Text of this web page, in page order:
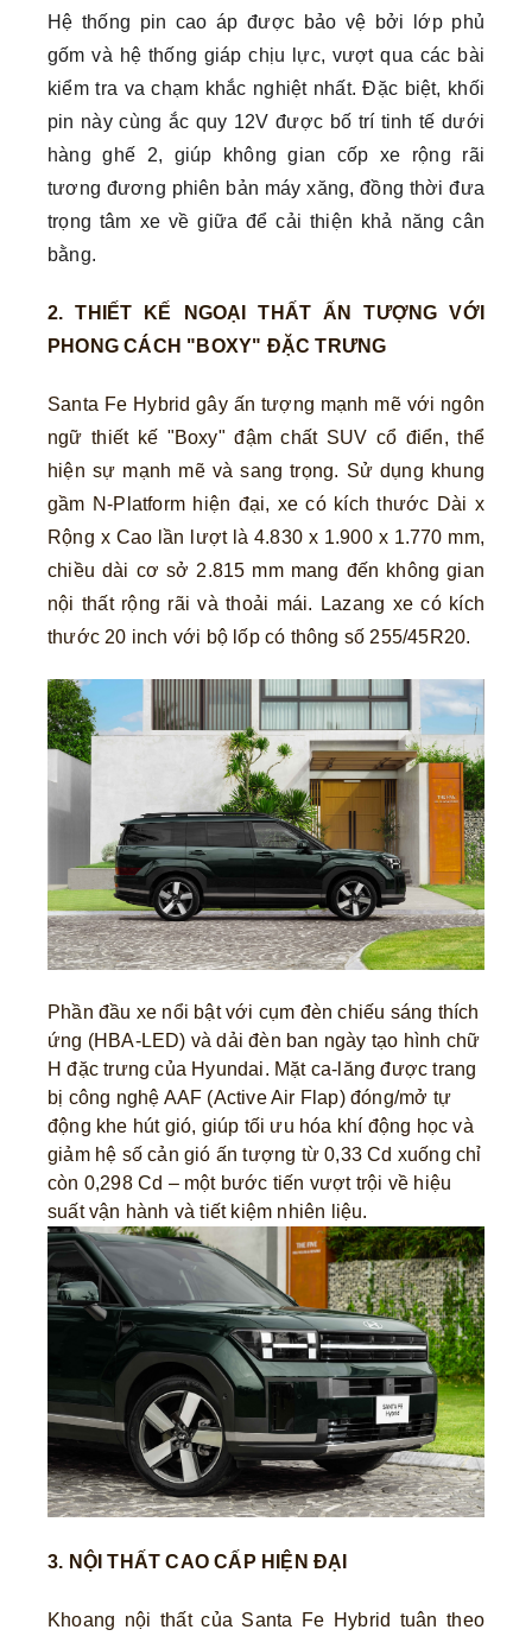
Hệ thống pin cao áp được bảo vệ bởi lớp phủ
gốm và hệ thống giáp chịu lực, vượt qua các bài
kiểm tra va chạm khắc nghiệt nhất. Đặc biệt, khối
pin này cùng ắc quy 12V được bố trí tinh tế dưới
hàng ghế 2, giúp không gian cốp xe rộng rãi
tương đương phiên bản máy xăng, đồng thời đưa
trọng tâm xe về giữa để cải thiện khả năng cân
bằng.
2. THIẾT KẾ NGOẠI THẤT ẤN TƯỢNG VỚI
PHONG CÁCH "BOXY" ĐẶC TRƯNG
Santa Fe Hybrid gây ấn tượng mạnh mẽ với ngôn
ngữ thiết kế "Boxy" đậm chất SUV cổ điển, thể
hiện sự mạnh mẽ và sang trọng. Sử dụng khung
gầm N-Platform hiện đại, xe có kích thước Dài x
Rộng x Cao lần lượt là 4.830 x 1.900 x 1.770 mm,
chiều dài cơ sở 2.815 mm mang đến không gian
nội thất rộng rãi và thoải mái. Lazang xe có kích
thước 20 inch với bộ lốp có thông số 255/45R20.
Phần đầu xe nổi bật với cụm đèn chiếu sáng thích
ứng (HBA-LED) và dải đèn ban ngày tạo hình chữ
H đặc trưng của Hyundai. Mặt ca-lăng được trang
bị công nghệ AAF (Active Air Flap) đóng/mở tự
động khe hút gió, giúp tối ưu hóa khí động học và
giảm hệ số cản gió ấn tượng từ 0,33 Cd xuống chỉ
còn 0,298 Cd – một bước tiến vượt trội về hiệu
suất vận hành và tiết kiệm nhiên liệu.
3. NỘI THẤT CAO CẤP HIỆN ĐẠI
Khoang nội thất của Santa Fe Hybrid tuân theo